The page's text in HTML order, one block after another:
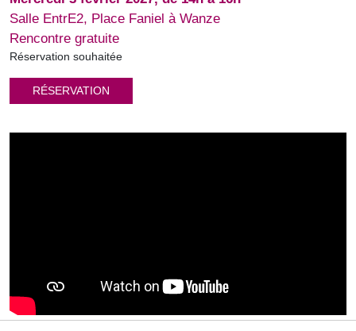
Salle EntrE2, Place Faniel à Wanze
Rencontre gratuite
Réservation souhaitée
RÉSERVATION